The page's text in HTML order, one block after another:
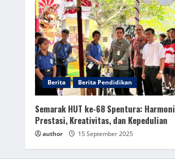
Berita Berita Pendidikan
Semarak HUT ke-68 Spentura: Harmoni
Prestasi, Kreativitas, dan Kepedulian
author 15 September 2025